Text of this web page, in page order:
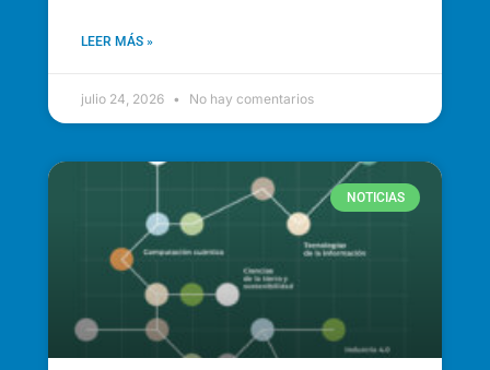
LEER MÁS »
julio 24, 2026 No hay comentarios
NOTICIAS